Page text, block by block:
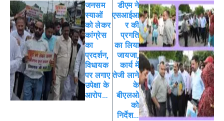
जनसम
स्याओं
को लेकर
कांग्रेस
का
प्रदर्शन,
विधायक
पर लगाए
उपेक्षा के
आरोप…
डीएम ने
एसआईआ
र की
प्रगति
का लिया
जायजा,
कार्य में
तेजी लाने
के
बीएलओ
को
निर्देश…